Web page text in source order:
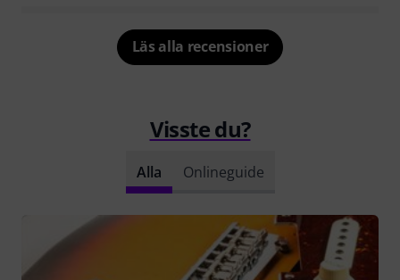
Läs alla recensioner
Visste du?
Alla Onlineguide